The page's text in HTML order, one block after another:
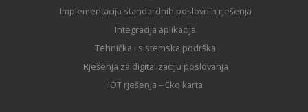
Implementacija standardnih poslovnih rješenja
Integracija aplikacija
Tehnička i sistemska podrška
Rješenja za digitalizaciju poslovanja
IOT rješenja – Eko karta